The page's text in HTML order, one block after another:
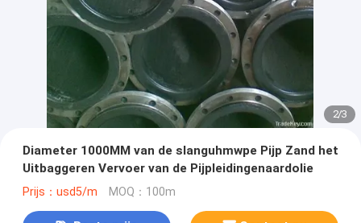
2/3
Diameter 1000MM van de slanguhmwpe Pijp Zand het
Uitbaggeren Vervoer van de Pijpleidingenaardolie
Prijs：usd5/m MOQ：100m